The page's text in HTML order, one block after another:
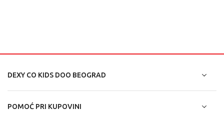
DEXY CO KIDS DOO BEOGRAD
POMOĆ PRI KUPOVINI